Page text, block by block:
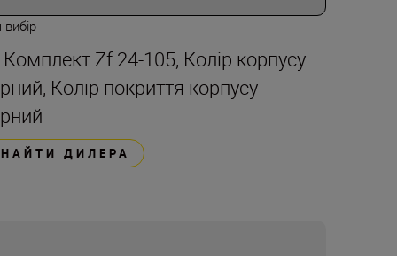
Zf 24-105, Колір корпусу
Колір покриття корпусу
ДИЛЕРА